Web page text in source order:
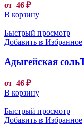
от 46 ₽
В корзину
Быстрый просмотр
Добавить в Избранное
Адыгейская
от 46 ₽
В корзину
Быстрый просмотр
Добавить в Избранное